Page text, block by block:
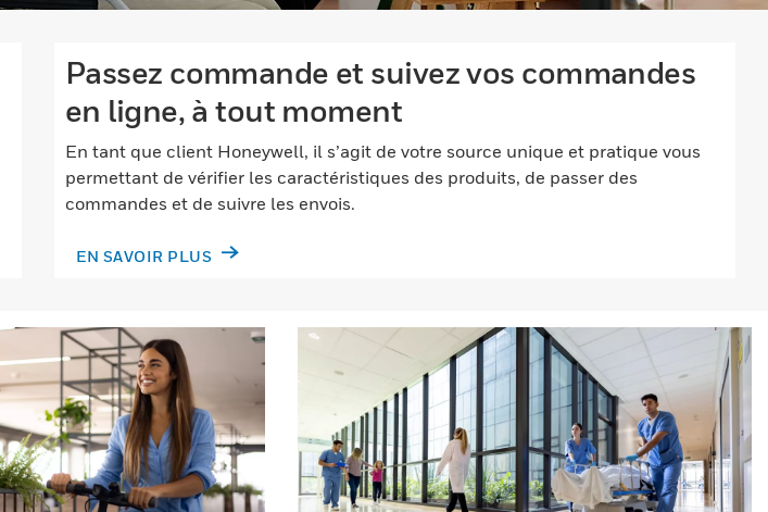
Passez commande et suivez vos commandes
en ligne, à tout moment
En tant que client Honeywell, il s’agit de votre source unique et pratique vous
permettant de vérifier les caractéristiques des produits, de passer des
commandes et de suivre les envois.
EN SAVOIR PLUS